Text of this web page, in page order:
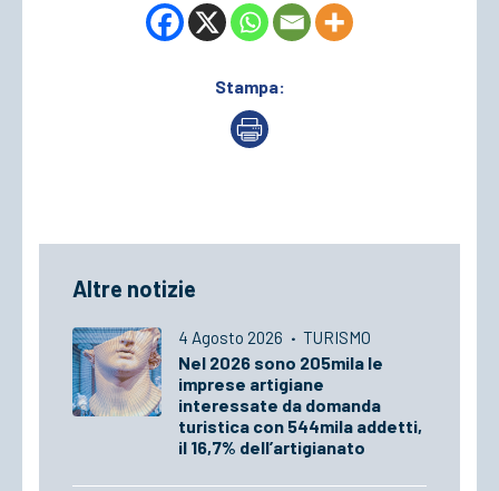
Stampa:
Altre notizie
4 Agosto 2026 · TURISMO
Nel 2026 sono 205mila le
imprese artigiane
interessate da domanda
turistica con 544mila addetti,
il 16,7% dell’artigianato